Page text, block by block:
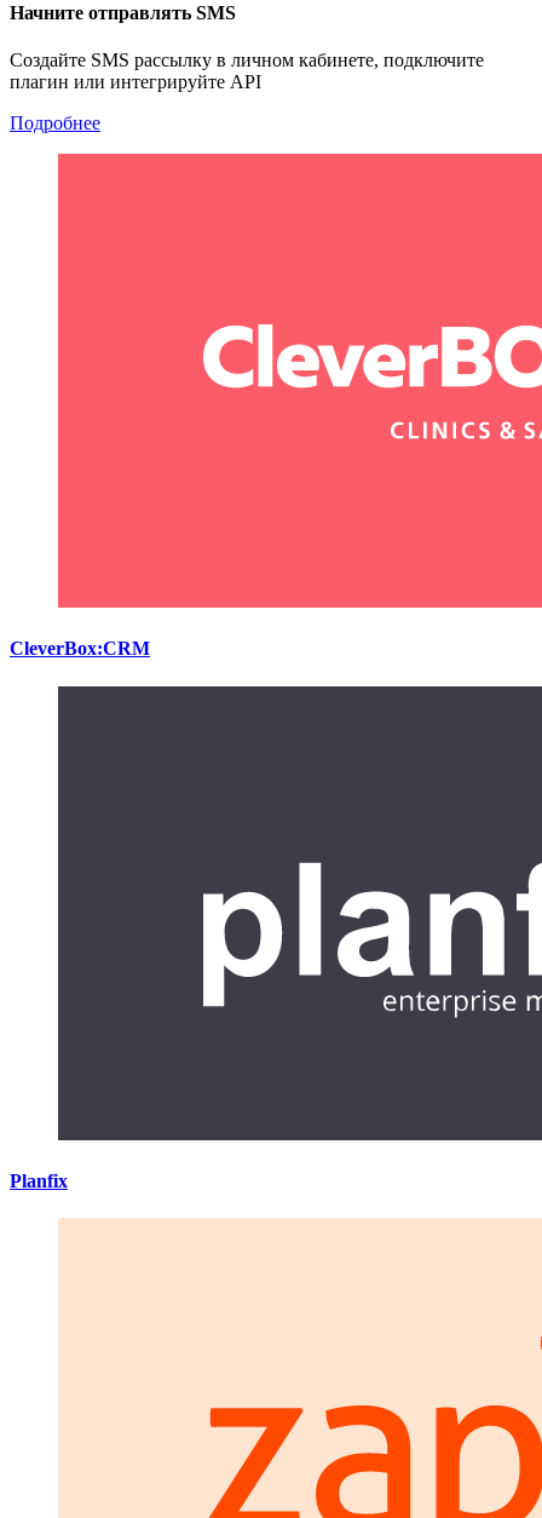
Начните отправлять SMS
Создайте SMS рассылку в личном кабинете, подключите
плагин или интегрируйте API
Подробнее
CleverBox:CRM
Planfix